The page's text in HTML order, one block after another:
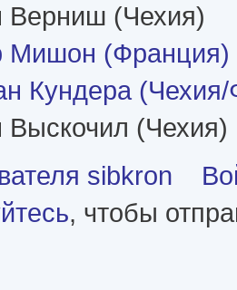
(Чехия)
(Франция)
Кундера (Чехия/
(Чехия)
sibkron
, чтобы